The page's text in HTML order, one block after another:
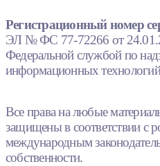
Регистрационный номер
ЭЛ № ФС 77-72266 от
Федеральной службой по
информационных
Все права на любые
защищены в соответствии с
международным
собственности.